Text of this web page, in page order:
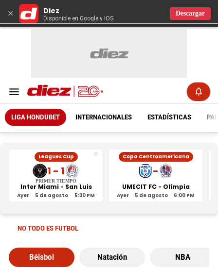
× Diez
Disponible en Google y IOS
Descargar
LIGA HONDUBET INTERNACIONALES ESTADÍSTICAS
Leagues Cup
1 - 1
PRIMER TIEMPO
Inter Miami - San Luis
Ayer 5 de agosto 5:30 PM
Copa Centroamericana
-
UMECIT FC - Olimpia
Ayer 5 de agosto 6:00 PM
NO TODO ES FUTBOL
Béisbol Natación NBA